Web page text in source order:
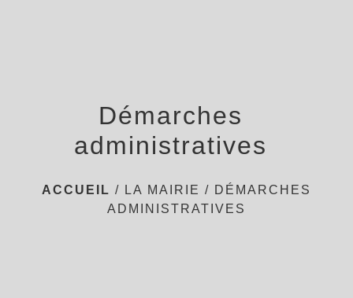
Démarches
administratives
ACCUEIL / LA MAIRIE / DÉMARCHES
ADMINISTRATIVES